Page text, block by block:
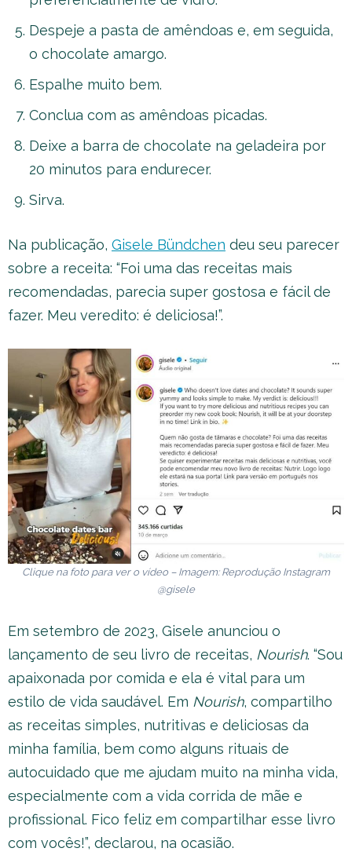
Despeje a pasta de amêndoas e, em seguida,
o chocolate amargo.
Espalhe muito bem.
Conclua com as amêndoas picadas.
Deixe a barra de chocolate na geladeira por
20 minutos para endurecer.
Sirva.
Na publicação, Gisele Bündchen deu seu parecer
sobre a receita: “Foi uma das receitas mais
recomendadas, parecia super gostosa e fácil de
fazer. Meu veredito: é deliciosa!”.
Clique na foto para ver o vídeo – Imagem: Reprodução Instagram
@gisele
Em setembro de 2023, Gisele anunciou o
lançamento de seu livro de receitas, Nourish. “Sou
apaixonada por comida e ela é vital para um
estilo de vida saudável. Em Nourish, compartilho
as receitas simples, nutritivas e deliciosas da
minha família, bem como alguns rituais de
autocuidado que me ajudam muito na minha vida,
especialmente com a vida corrida de mãe e
profissional. Fico feliz em compartilhar esse livro
com vocês!”, declarou, na ocasião.